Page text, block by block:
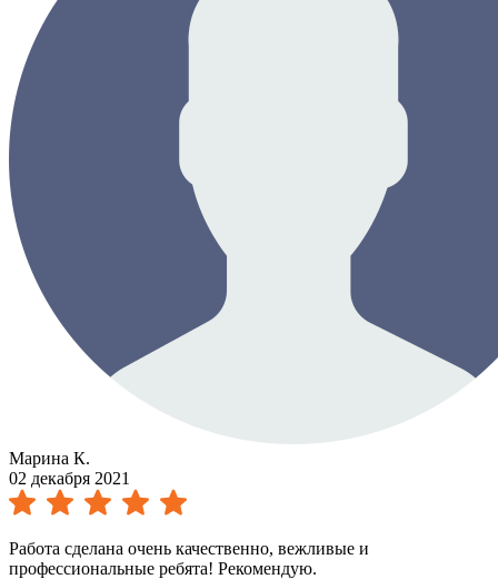
Марина К.
02 декабря 2021
Работа сделана очень качественно, вежливые и
профессиональные ребята! Рекомендую.